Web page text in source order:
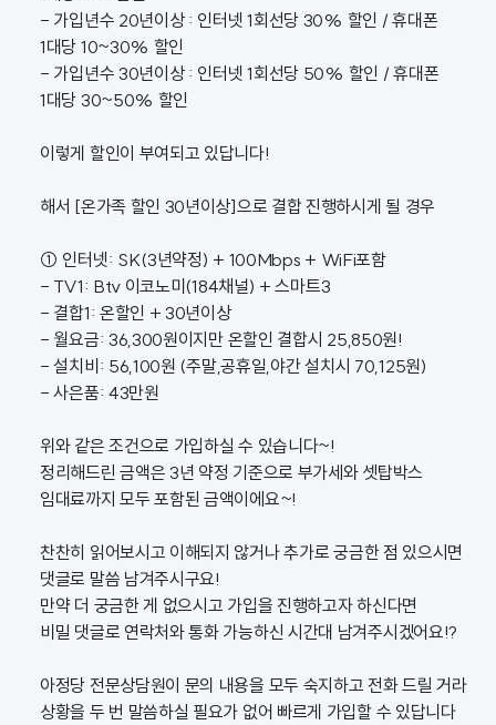
- 가입년수 20년이상 : 인터넷 1회선당 30% 할인 / 휴대폰
1대당 10~30% 할인
- 가입년수 30년이상 : 인터넷 1회선당 50% 할인 / 휴대폰
1대당 30~50% 할인
이렇게 할인이 부여되고 있답니다!
해서 [온가족 할인 30년이상]으로 결합 진행하시게 될 경우
① 인터넷: SK(3년약정) + 100Mbps + WiFi포함
- TV1: Btv 이코노미(184채널) + 스마트3
- 결합1: 온할인 + 30년이상
- 월요금: 36,300원이지만 온할인 결합시 25,850원!
- 설치비: 56,100원 (주말,공휴일,야간 설치시 70,125원)
- 사은품: 43만원
위와 같은 조건으로 가입하실 수 있습니다~!
정리해드린 금액은 3년 약정 기준으로 부가세와 셋탑박스
임대료까지 모두 포함된 금액이에요~!
찬찬히 읽어보시고 이해되지 않거나 추가로 궁금한 점 있으시면
댓글로 말씀 남겨주시구요!
만약 더 궁금한 게 없으시고 가입을 진행하고자 하신다면
비밀 댓글로 연락처와 통화 가능하신 시간대 남겨주시겠어요!?
아정당 전문상담원이 문의 내용을 모두 숙지하고 전화 드릴 거라
상황을 두 번 말씀하실 필요가 없어 빠르게 가입할 수 있답니다